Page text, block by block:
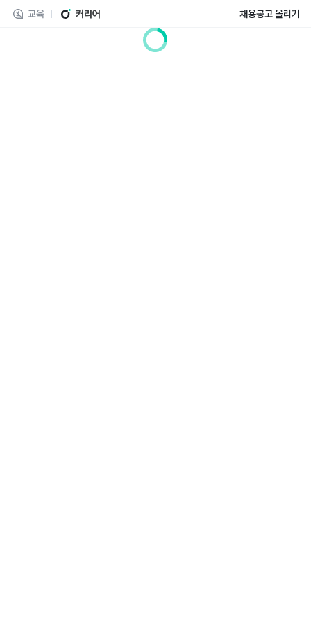
교육 커리어 채용공고 올리기